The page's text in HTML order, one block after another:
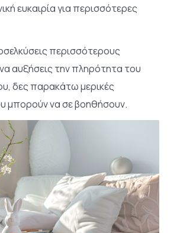
ευκαιρία για περισσότερες
περισσότερους
αυξήσεις την πληρότητα του
δες παρακάτω μερικές
μπορούν να σε βοηθήσουν.